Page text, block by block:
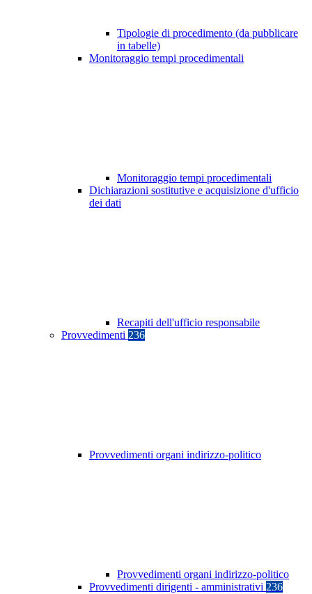
Tipologie di procedimento (da pubblicare
in tabelle)
Monitoraggio tempi procedimentali
Monitoraggio tempi procedimentali
Dichiarazioni sostitutive e acquisizione d'ufficio
dei dati
Recapiti dell'ufficio responsabile
Provvedimenti 236
Provvedimenti organi indirizzo-politico
Provvedimenti organi indirizzo-politico
Provvedimenti dirigenti - amministrativi 236